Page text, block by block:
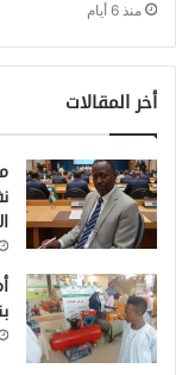
منذ 6 أيام
أخر المقالات